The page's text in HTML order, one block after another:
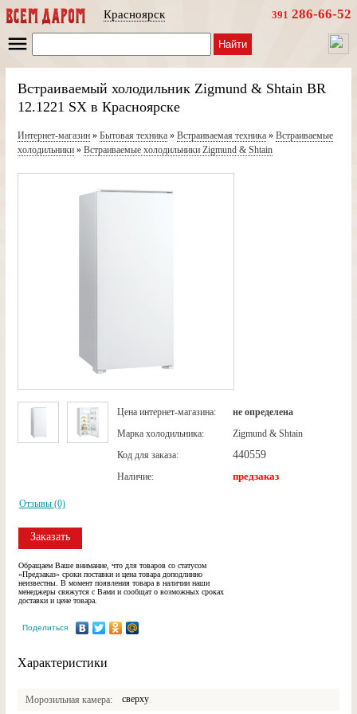
Красноярск 391 286-66-52
Найти
Встраиваемый холодильник Zigmund & Shtain BR
12.1221 SX в Красноярске
Интернет-магазин» Бытовая техника» Встраиваемая техника» Встраиваемые
холодильники» Встраиваемые холодильники Zigmund & Shtain
Цена интернет-магазина:
не определена
Марка холодильника:
Zigmund & Shtain
Код для заказа:
440559
Наличие: предзаказ
Отзывы (0)
Заказать
Обращаем Ваше внимание, что для товаров со статусом
«Предзаказ» сроки поставки и цена товара доподлинно
неизвестны. В момент появления товара в наличии наши
менеджеры свяжутся с Вами и сообщат о возможных сроках
доставки и цене товара.
Поделиться
Характеристики
Морозильная камера сверху